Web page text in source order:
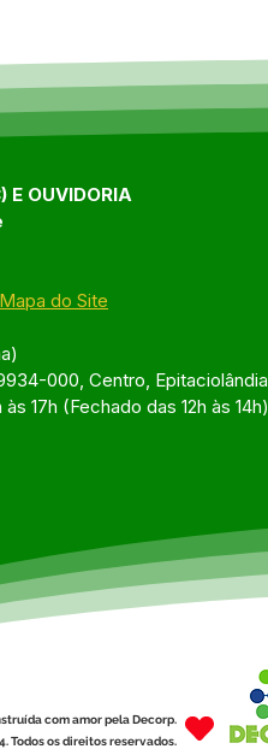
E OUVIDORIA
Mapa do Site
000, Centro, Epitaciolândia
17h (Fechado das 12h às 14h)
com amor pela Decorp.
Todos os direitos reservados.